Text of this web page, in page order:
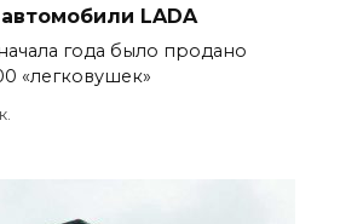
LADA
года было продано
«легковушек»